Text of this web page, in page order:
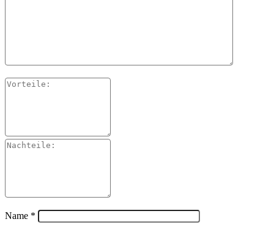
Name *